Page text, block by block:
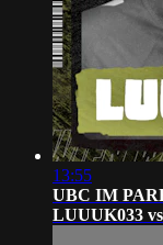
13:55
UBC IM
LUUUK033